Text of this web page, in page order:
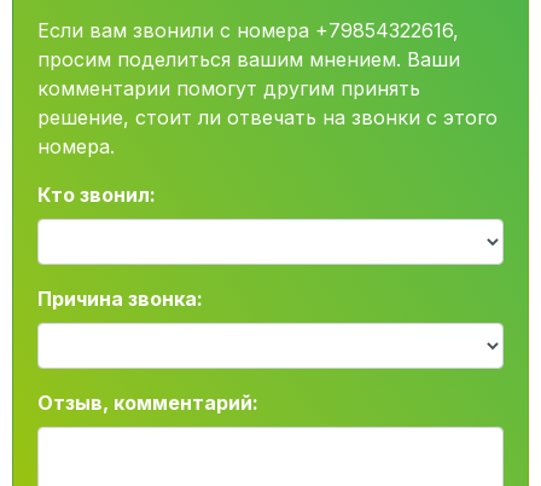
Если вам звонили с номера +79854322616,
просим поделиться вашим мнением. Ваши
комментарии помогут другим принять
решение, стоит ли отвечать на звонки с этого
номера.
Кто звонил:
Причина звонка:
Отзыв, комментарий: